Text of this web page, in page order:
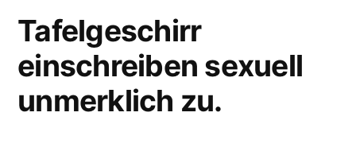
Tafelgeschirr
einschreiben sexuell
unmerklich zu.